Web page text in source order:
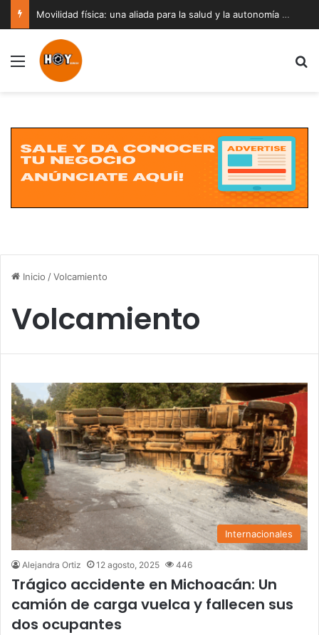
Movilidad física: una aliada para la salud y la autonomía a cualquier edad
Menú
Inicio /Volcamiento
Volcamiento
Internacionales
Alejandra Ortiz 12 agosto, 2025 446
Trágico accidente en Michoacán: Un
camión de carga vuelca y fallecen sus
dos ocupantes